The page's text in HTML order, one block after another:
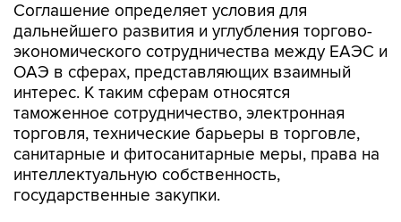
Соглашение определяет условия для
дальнейшего развития и углубления торгово-
экономического сотрудничества между ЕАЭС и
ОАЭ в сферах, представляющих взаимный
интерес. К таким сферам относятся
таможенное сотрудничество, электронная
торговля, технические барьеры в торговле,
санитарные и фитосанитарные меры, права на
интеллектуальную собственность,
государственные закупки.